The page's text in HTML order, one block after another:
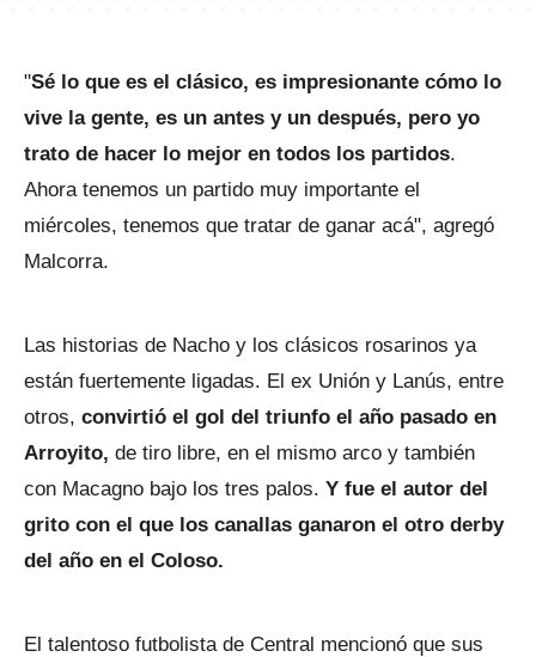
"Sé lo que es el clásico, es impresionante cómo lo
vive la gente, es un antes y un después, pero yo
trato de hacer lo mejor en todos los partidos.
Ahora tenemos un partido muy importante el
miércoles, tenemos que tratar de ganar acá", agregó
Malcorra.
Las historias de Nacho y los clásicos rosarinos ya
están fuertemente ligadas. El ex Unión y Lanús, entre
otros, convirtió el gol del triunfo el año pasado en
Arroyito, de tiro libre, en el mismo arco y también
con Macagno bajo los tres palos. Y fue el autor del
grito con el que los canallas ganaron el otro derby
del año en el Coloso.
El talentoso futbolista de Central mencionó que sus